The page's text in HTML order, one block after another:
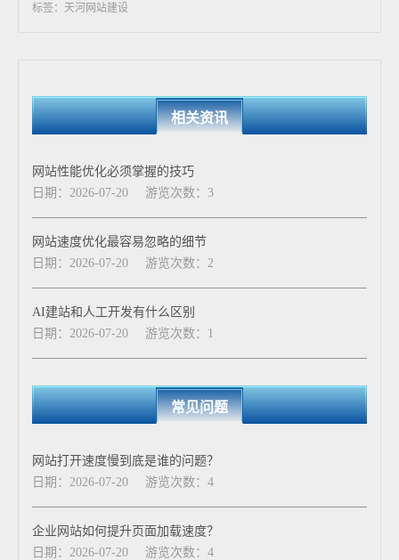
标签：天河网站建设
相关资讯
网站性能优化必须掌握的技巧
日期：2026-07-20
游览次数：3
网站速度优化最容易忽略的细节
日期：2026-07-20
游览次数：2
AI建站和人工开发有什么区别
日期：2026-07-20
游览次数：1
常见问题
网站打开速度慢到底是谁的问题？
日期：2026-07-20
游览次数：4
企业网站如何提升页面加载速度？
日期：2026-07-20
游览次数：4